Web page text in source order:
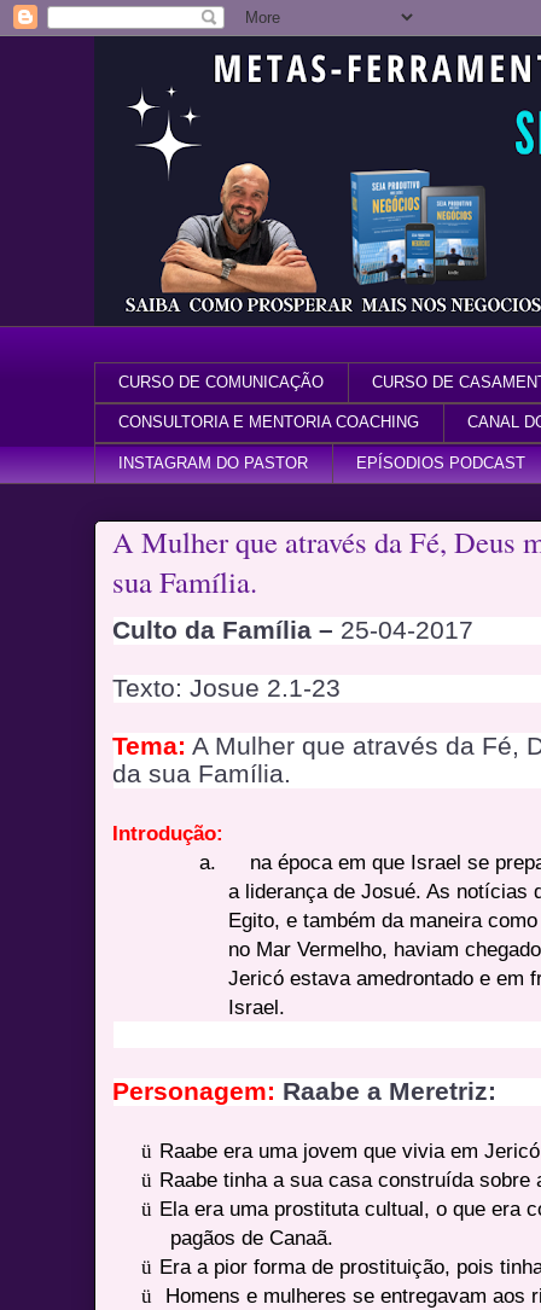
CURSO DE COMUNICAÇÃO CURSO DE
CONSULTORIA E MENTORIA COACHING CANAL
INSTAGRAM DO PASTOR EPÍSODIOS PODCAST
A Mulher que através da Fé, Deus
sua Família.
Culto da Família – 25-04-2017
Texto: Josue 2.1-23
Tema: A Mulher que através da Fé,
da sua Família.
Introdução:
a.
na época em que Israel se
a liderança de Josué. As notícias
Egito, e também da maneira
no Mar Vermelho, haviam
Jericó estava amedrontado e em
Israel.
Personagem: Raabe a Meretriz:
ü Raabe era uma jovem que vivia em
ü Raabe tinha a sua casa construída sobre
ü Ela era uma prostituta cultual, o que era
pagãos de Canaã.
ü Era a pior forma de prostituição, pois
ü
Homens e mulheres se entregavam aos